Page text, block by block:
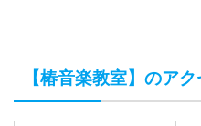
【椿音楽教室】のア